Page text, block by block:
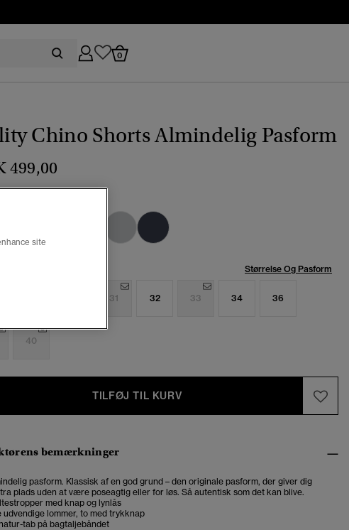
0
Chino Shorts Almindelig Pasform
499,00
Størrelse Og Pasform
31 32 33 34 36
40
TILFØJ TIL KURV
bemærkninger
pasform. Klassisk af en god grund – den originale pasform, der giver dig
plads uden at være poseagtig eller for løs. Så autentisk som det kan blive.
med knap og lynlås
udvendige lommer, to med trykknap
tab på bagtaljebåndet
site